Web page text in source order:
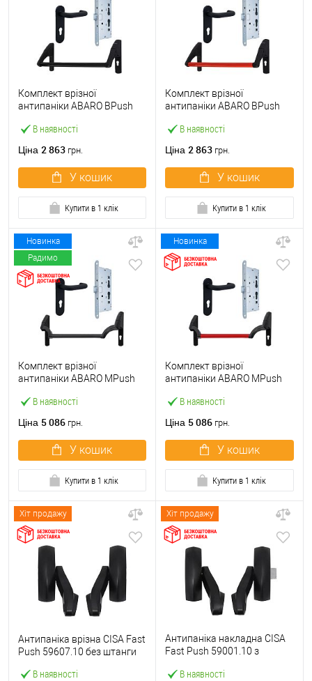
В наявності
Комплект врізної
антипаніки ABARO BPush
чорний із замком та ручкою
Ціна 2 863 грн.
У кошик
Купити в 1 клік
В наявності
Комплект врізної
антипаніки ABARO BPush
червоний із замком та
Ціна 2 863 грн.
У кошик
Купити в 1 клік
Новинка
Радимо
В наявності
Комплект врізної
антипаніки ABARO МPush
чорний із замком та ручкою
Ціна 5 086 грн.
У кошик
Купити в 1 клік
Новинка
В наявності
Комплект врізної
антипаніки ABARO МPush
червоний із замком та
Ціна 5 086 грн.
У кошик
Купити в 1 клік
Хіт продажу
В наявності
Антипаніка врізна CISA Fast
Push 59607.10 без штанги
Хіт продажу
В наявності
Антипаніка накладна CISA
Fast Push 59001.10 з